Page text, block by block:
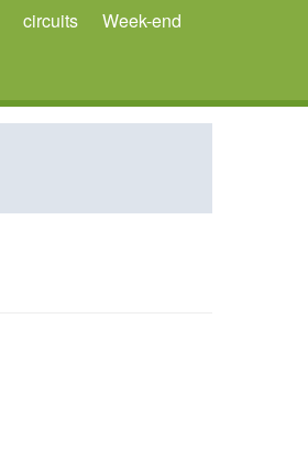
circuits Week-end